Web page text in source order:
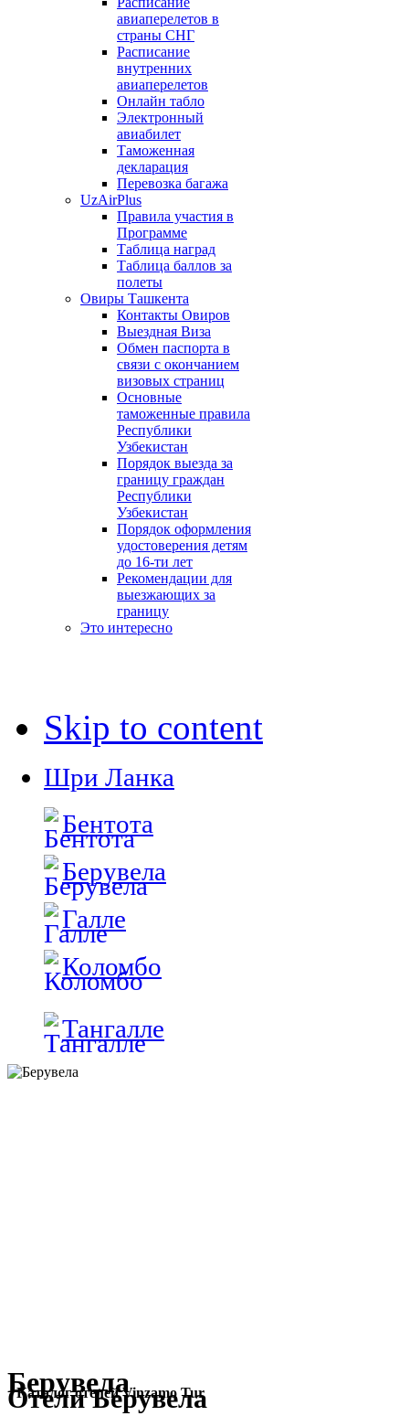
авиаперелетов в
страны СНГ
Расписание
внутренних
авиаперелетов
Онлайн табло
Электронный
авиабилет
Таможенная
декларация
Перевозка багажа
UzAirPlus
Правила участия в
Программе
Таблица наград
Таблица баллов за
полеты
Овиры Ташкента
Контакты Овиров
Выездная Виза
Обмен паспорта в
связи с окончанием
визовых страниц
Основные
таможенные правила
Республики
Узбекистан
Порядок выезда за
границу граждан
Республики
Узбекистан
Порядок оформления
удостоверения детям
до 16-ти лет
Рекомендации для
выезжающих за
границу
Это интересно
Skip to content
Шри Ланка
Бентота
Берувела
Галле
Коломбо
Тангалле
Берувела
Каталог отелей Vinzamo Tur
Отели Берувела